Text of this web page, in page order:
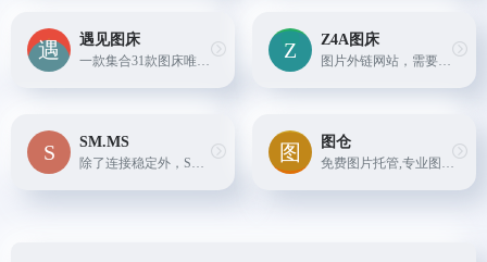
遇见图床
一款集合31款图床唯一个的多图床工具。支持用户自定义图片水印、自定义，Github 等第三方私人储存，上传支持文字水印等功能。
Z4A图床
图片外链网站，需要注册才能使用，速度较快，支持 JPG PNG BMP GIF WEBP 等格式，照片最大可上传64M。
SM.MS
除了连接稳定外，SM.MS 还开放了 API，你可以通过捷径、Tasker 等自动化工具做一个自己的图床工具。SM.MS 在测试中表现良好，GIF 可以在 3 秒内完成传输，PNG 与其他工具一样可以...
图仓
免费图片托管,专业图片外链,免费图床,公益图床,免费相册,支持相册加密,支持图片批量上传,原图保存,不限空间,不限流量。